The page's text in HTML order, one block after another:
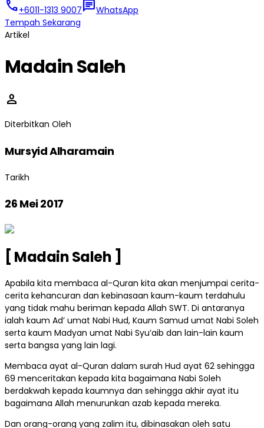
call+6011-1313 9007chatWhatsApp
Tempah Sekarang
Artikel
Madain Saleh
person
Diterbitkan Oleh
Mursyid Alharamain
Tarikh
26 Mei 2017
[ Madain Saleh ]
Apabila kita membaca al-Quran kita akan menjumpai cerita-
cerita kehancuran dan kebinasaan kaum-kaum terdahulu
yang tidak mahu beriman kepada Allah SWT. Di antaranya
ialah kaum Ad’ umat Nabi Hud, Kaum Samud umat Nabi Soleh
serta kaum Madyan umat Nabi Syu’aib dan lain-lain kaum
serta bangsa yang lain lagi.
Membaca ayat al-Quran dalam surah Hud ayat 62 sehingga
69 menceritakan kepada kita bagaimana Nabi Soleh
berdakwah kepada kaumnya dan sehingga akhir ayat itu
bagaimana Allah menurunkan azab kepada mereka.
Dan orang-orang yang zalim itu, dibinasakan oleh satu